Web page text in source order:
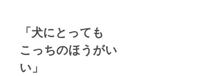
「犬にとっても
こっちのほうがい
い」